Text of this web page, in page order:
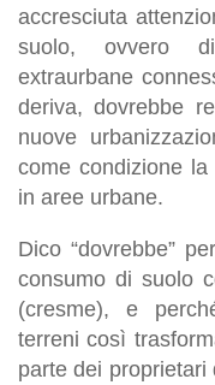
accresciuta
suolo, ovvero
extraurbane
deriva, dovrebbe
nuove
come condizione
in aree urbane.
Dico “dovrebbe”
consumo di suolo
(cresme), e
terreni così
parte dei